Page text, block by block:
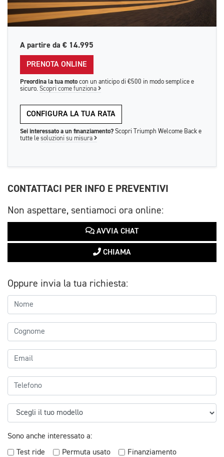
A partire da € 14.995
PRENOTA ONLINE
Preordina la tua moto con un anticipo di €500 in modo semplice e
sicuro. Scopri come funziona
CONFIGURA LA TUA RATA
Sei interessato a un finanziamento? Scopri Triumph Welcome Back e
tutte le soluzioni su misura
CONTATTACI PER INFO E PREVENTIVI
Non aspettare, sentiamoci ora online:
AVVIA CHAT
CHIAMA
Oppure invia la tua richiesta:
Sono anche interessato a:
Test ride
Permuta usato
Finanziamento